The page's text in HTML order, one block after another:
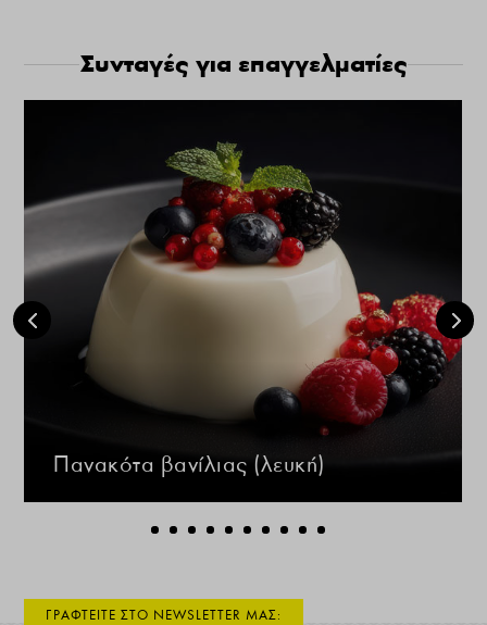
Συνταγές για επαγγελματίες
Πανακότα βανίλιας (λευκή)
ΓΡΑΦΤΕΙΤΕ ΣΤΟ NEWSLETTER ΜΑΣ: